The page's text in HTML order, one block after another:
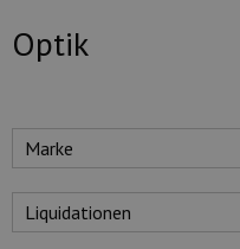
Optik
Marke
Liquidationen
UNSERE TOP-KATEGORIEN